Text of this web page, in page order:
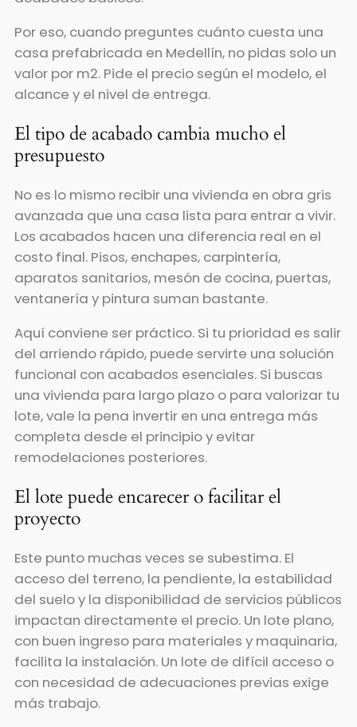
Por eso, cuando preguntes cuánto cuesta una
casa prefabricada en Medellín, no pidas solo un
valor por m2. Pide el precio según el modelo, el
alcance y el nivel de entrega.
El tipo de acabado cambia mucho el
presupuesto
No es lo mismo recibir una vivienda en obra gris
avanzada que una casa lista para entrar a vivir.
Los acabados hacen una diferencia real en el
costo final. Pisos, enchapes, carpintería,
aparatos sanitarios, mesón de cocina, puertas,
ventanería y pintura suman bastante.
Aquí conviene ser práctico. Si tu prioridad es salir
del arriendo rápido, puede servirte una solución
funcional con acabados esenciales. Si buscas
una vivienda para largo plazo o para valorizar tu
lote, vale la pena invertir en una entrega más
completa desde el principio y evitar
remodelaciones posteriores.
El lote puede encarecer o facilitar el
proyecto
Este punto muchas veces se subestima. El
acceso del terreno, la pendiente, la estabilidad
del suelo y la disponibilidad de servicios públicos
impactan directamente el precio. Un lote plano,
con buen ingreso para materiales y maquinaria,
facilita la instalación. Un lote de difícil acceso o
con necesidad de adecuaciones previas exige
más trabajo.